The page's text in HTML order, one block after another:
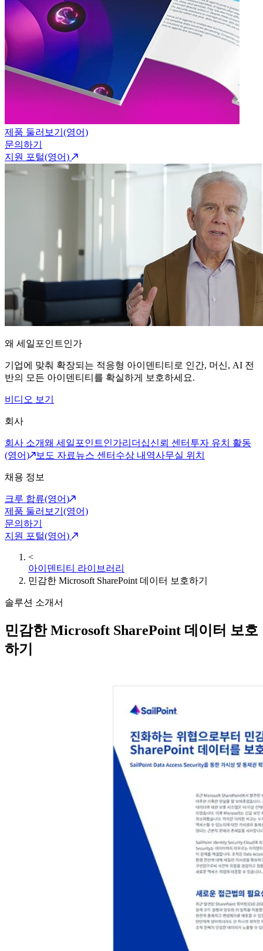
제품 둘러보기(영어)
문의하기
지원 포털(영어)
왜 세일포인트인가
기업에 맞춰 확장되는 적응형 아이덴티티로 인간, 머신, AI 전
반의 모든 아이덴티티를 확실하게 보호하세요.
비디오 보기
회사
회사 소개왜 세일포인트인가리더십신뢰 센터 투자 유치 활동
(영어)
보도 자료뉴스 센터 수상 내역사무실 위치
채용 정보
크루 합류(영어)
제품 둘러보기(영어)
문의하기
지원 포털(영어)
<
아이덴티티 라이브러리
민감한 Microsoft SharePoint 데이터 보호하기
솔루션 소개서
민감한 Microsoft SharePoint 데이터 보호
하기